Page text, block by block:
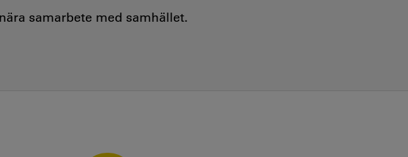
samarbete med samhället.